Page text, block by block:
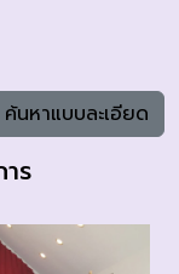
ค้นหาแบบละเอียด
ร